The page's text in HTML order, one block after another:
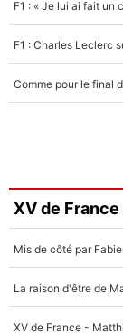
XV de France